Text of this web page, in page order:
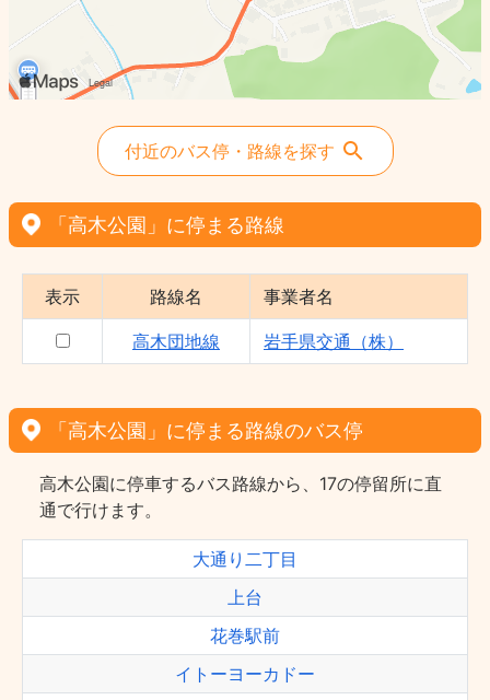
付近のバス停・路線を探す
「高木公園」に停まる路線
表示 路線名 事業者名
高木団地線 岩手県交通（株）
「高木公園」に停まる路線のバス停
高木公園に停車するバス路線から、17の停留所に直
通で行けます。
大通り二丁目
上台
花巻駅前
イトーヨーカドー